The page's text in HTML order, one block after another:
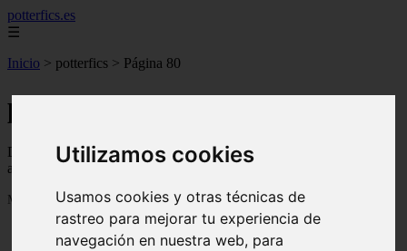
Utilizamos cookies
Usamos cookies y otras técnicas de
rastreo para mejorar tu experiencia de
navegación en nuestra web, para
potterfics.es
☰
Inicio > potterfics > Página 80
potterfics
Descubre todas las noticias de la categoría potterfics. Artículos
actualizados y contenido de calidad en potterfics.es.
Mostrando 1897 - 1920 de 3915 artículos